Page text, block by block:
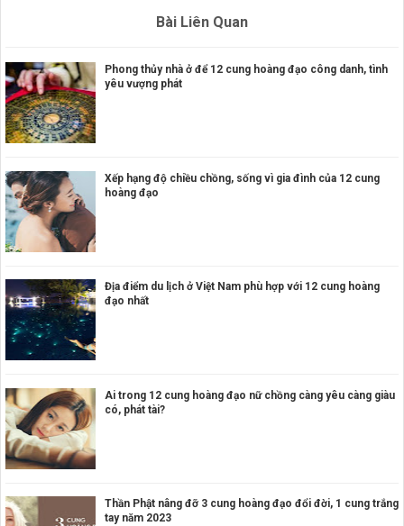
Bài Liên Quan
Phong thủy nhà ở để 12 cung hoàng đạo công danh, tình
yêu vượng phát
Xếp hạng độ chiều chồng, sống vì gia đình của 12 cung
hoàng đạo
Địa điểm du lịch ở Việt Nam phù hợp với 12 cung hoàng
đạo nhất
Ai trong 12 cung hoàng đạo nữ chồng càng yêu càng giàu
có, phát tài?
Thần Phật nâng đỡ 3 cung hoàng đạo đổi đời, 1 cung trắng
tay năm 2023